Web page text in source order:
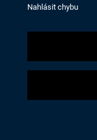
Nahlásit chybu